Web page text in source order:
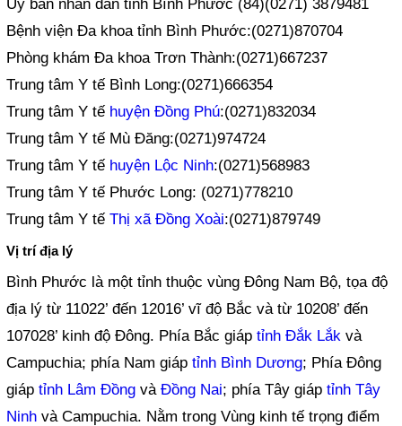
Ủy ban nhân dân tỉnh Bình Phước (84)(0271) 3879481
Bệnh viện Đa khoa tỉnh Bình Phước:(0271)870704
Phòng khám Đa khoa Trơn Thành:(0271)667237
Trung tâm Y tế Bình Long:(0271)666354
Trung tâm Y tế huyện Đồng Phú:(0271)832034
Trung tâm Y tế Mù Đăng:(0271)974724
Trung tâm Y tế huyện Lộc Ninh:(0271)568983
Trung tâm Y tế Phước Long: (0271)778210
Trung tâm Y tếThị xã Đồng Xoài:(0271)879749
Vị trí địa lý
Bình Phước là một tỉnh thuộc vùng Đông Nam Bộ, tọa độ
địa lý từ 11022’ đến 12016’ vĩ độ Bắc và từ 10208’ đến
107028’ kinh độ Đông. Phía Bắc giáptỉnh Đắk Lắk và
Campuchia; phía Nam giáptỉnh Bình Dương; Phía Đông
giáptỉnh Lâm Đồng vàĐồng Nai; phía Tây giáptỉnh Tây
Ninh và Campuchia. Nằm trong Vùng kinh tế trọng điểm